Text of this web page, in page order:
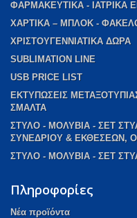
ΦΑΡΜΑΚΕΥΤΙΚΑ - ΙΑΤΡΙΚΑ
ΧΑΡΤΙΚΑ – ΜΠΛΟΚ -
ΧΡΙΣΤΟΥΓΕΝΝΙΑΤΙΚΑ ΔΩΡΑ
SUBLIMATION LINE
USB PRICE LIST
ΕΚΤΥΠΩΣΕΙΣ
ΣΜΑΛΤΑ
ΣΤΥΛΟ - ΜΟΛΥΒΙΑ - ΣΕΤ
ΣΥΝΕΔΡΙΟΥ & ΕΚΘΕΣΕΩΝ,
ΣΤΥΛΟ - ΜΟΛΥΒΙΑ - ΣΕΤ
Πληροφορίες
Νέα προϊόντα